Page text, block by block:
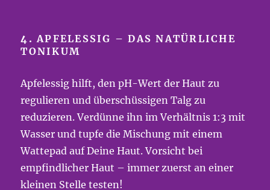
4.APFELESSIG – DAS NATÜRLICHE
TONIKUM
Apfelessig hilft, den pH-Wert der Haut zu
regulieren und überschüssigen Talg zu
reduzieren. Verdünne ihn im Verhältnis 1:3 mit
Wasser und tupfe die Mischung mit einem
Wattepad auf Deine Haut. Vorsicht bei
empfindlicher Haut – immer zuerst an einer
kleinen Stelle testen!